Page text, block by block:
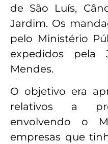
de São Luís,
Jardim. Os
pelo Ministério
expedidos pela
Mendes.
O objetivo era
relativos a
envolvendo o
empresas que